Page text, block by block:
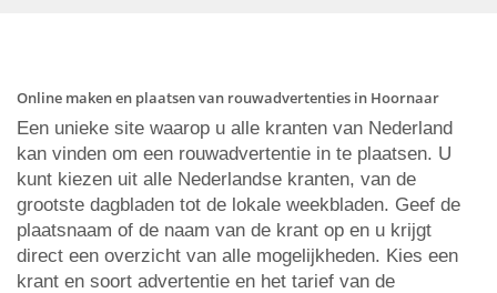
Online maken en plaatsen van rouwadvertenties in Hoornaar
Een unieke site waarop u alle kranten van Nederland
kan vinden om een rouwadvertentie in te plaatsen. U
kunt kiezen uit alle Nederlandse kranten, van de
grootste dagbladen tot de lokale weekbladen. Geef de
plaatsnaam of de naam van de krant op en u krijgt
direct een overzicht van alle mogelijkheden. Kies een
krant en soort advertentie en het tarief van de